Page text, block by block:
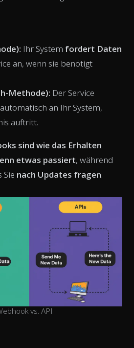
Ihr System fordert Daten
an, wenn sie benötigt
Methode): Der Service
automatisch an Ihr System,
auftritt.
sind wie das Erhalten
etwas passiert, während
Sie nach Updates fragen.
vs. API